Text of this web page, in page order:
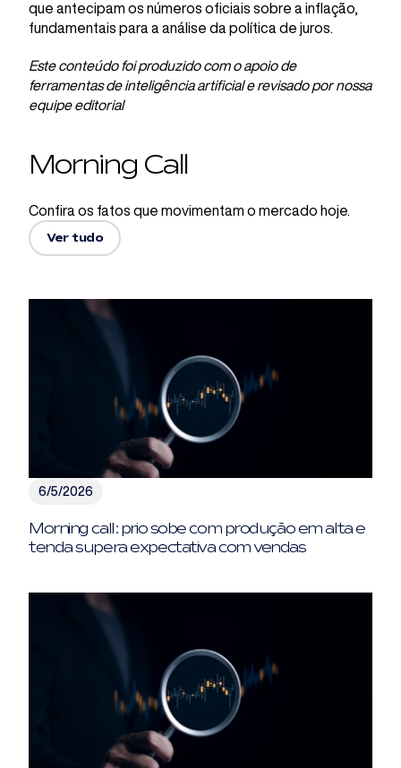
que antecipam os números oficiais sobre a inflação,
fundamentais para a análise da política de juros.
Este conteúdo foi produzido com o apoio de
ferramentas de inteligência artificial e revisado por nossa
equipe editorial
Morning Call
Confira os fatos que movimentam o mercado hoje.
Ver tudo
6/5/2026
Morning call: prio sobe com produção em alta e
tenda supera expectativa com vendas